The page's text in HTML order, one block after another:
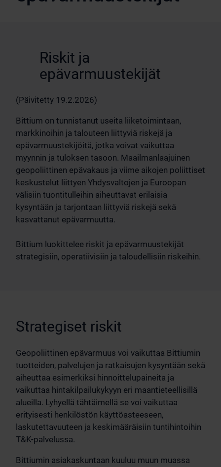
Riskit ja
epävarmuustekijät
(Päivitetty 19.2.2026)
Bittium on tunnistanut useita liiketoimintaan,
markkinoihin ja talouteen liittyviä riskejä ja
epävarmuustekijöitä, jotka voivat vaikuttaa
myynnin ja tuloksen tasoon. Maailmanlaajuinen
geopoliittinen epävakaus ja viime aikojen poliittiset
keskustelut liittyen Yhdysvaltojen ja Euroopan
välisiin tuontitulleihin aiheuttavat erilaisia
kysyntään ja tarjontaan liittyviä riskejä sekä
kasvattanut epävarmuutta.
Bittium luokittelee riskit ja epävarmuustekijät
strategisiin, operatiivisiin ja taloudellisiin riskeihin.
Strategiset riskit
Geopoliittinen epävarmuus voi vaikuttaa Bittiumin
tuotteiden, palvelujen ja ratkaisujen kysyntään sekä
aiheuttaa esimerkiksi hinnoittelupaineita ja
vaikuttaa hintakilpailukykyyn eri maantieteellisillä
alueilla. Lyhyellä tähtäimellä se voi vaikuttaa
erityisesti henkilöstön käyttöasteeseen,
laskutettavuuteen ja keskimääräisiin tuntihintoihin
T&K-palvelussa.
Bittiumin asiakaskuntaan kuuluu muun muassa